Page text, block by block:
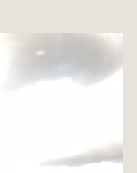
Yorie's Goods